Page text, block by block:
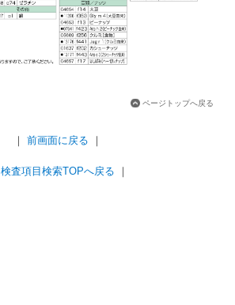
ページトップへ戻る
｜ 前画面に戻る ｜
検査項目検索TOPへ戻る ｜